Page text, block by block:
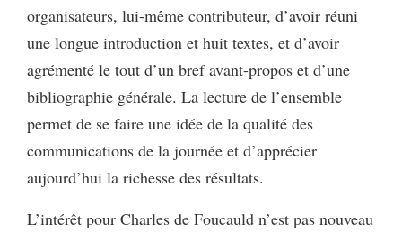
organisateurs, lui-même contributeur, d’avoir réuni
une longue introduction et huit textes, et d’avoir
agrémenté le tout d’un bref avant-propos et d’une
bibliographie générale. La lecture de l’ensemble
permet de se faire une idée de la qualité des
communications de la journée et d’apprécier
aujourd’hui la richesse des résultats.
L’intérêt pour Charles de Foucauld n’est pas nouveau